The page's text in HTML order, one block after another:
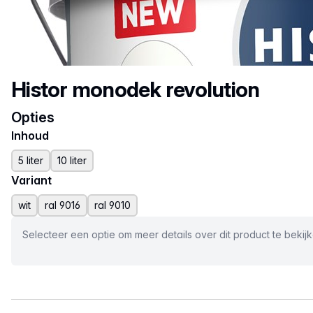
Productnaam
Histor monodek revolution
Opties
Inhoud
5 liter 10 liter
Variant
wit ral 9016 ral 9010
Selecteer een optie om meer details over dit product te